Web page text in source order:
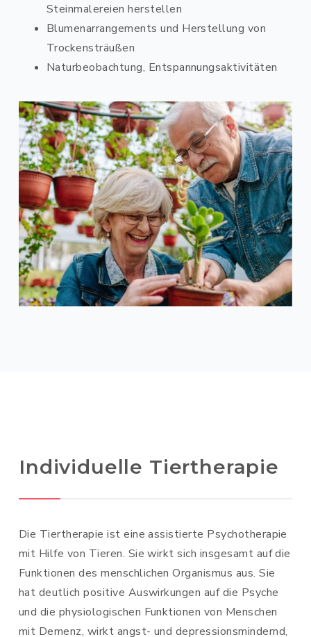
Steinmalereien herstellen
Blumenarrangements und Herstellung von
Trockensträußen
Naturbeobachtung, Entspannungsaktivitäten
Individuelle Tiertherapie
Die Tiertherapie ist eine assistierte Psychotherapie
mit Hilfe von Tieren. Sie wirkt sich insgesamt auf die
Funktionen des menschlichen Organismus aus. Sie
hat deutlich positive Auswirkungen auf die Psyche
und die physiologischen Funktionen von Menschen
mit Demenz, wirkt angst- und depressionsmindernd,